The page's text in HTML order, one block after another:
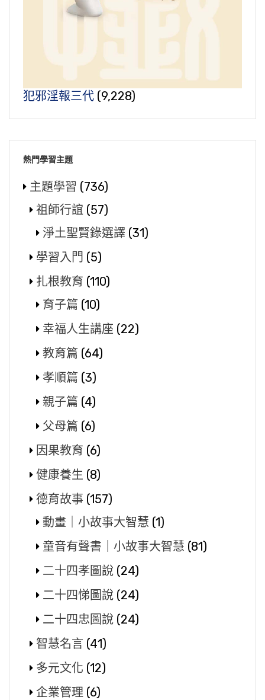
犯邪淫報三代 (9,228)
熱門學習主題
主題學習 (736)
祖師行誼 (57)
淨土聖賢錄選譯 (31)
學習入門 (5)
扎根教育 (110)
育子篇 (10)
幸福人生講座 (22)
教育篇 (64)
孝順篇 (3)
親子篇 (4)
父母篇 (6)
因果教育 (6)
健康養生 (8)
德育故事 (157)
動畫｜小故事大智慧 (1)
童音有聲書｜小故事大智慧 (81)
二十四孝圖說 (24)
二十四悌圖說 (24)
二十四忠圖說 (24)
智慧名言 (41)
多元文化 (12)
企業管理 (6)